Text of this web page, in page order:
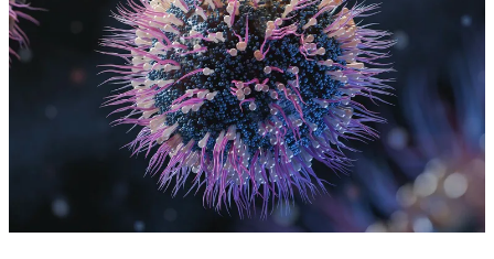
カテゴリで選ぶ